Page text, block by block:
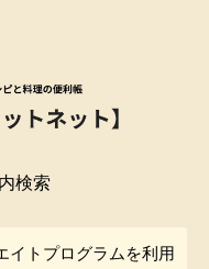
検索
イトプログラムを利用